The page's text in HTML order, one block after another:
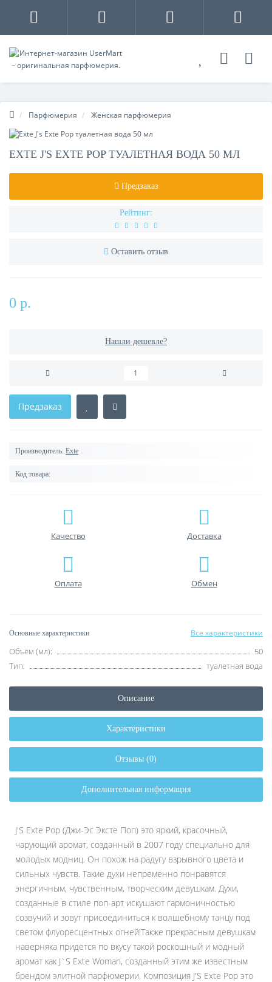
Парфюмерия Женская парфюмерия
EXTE J'S EXTE POP ТУАЛЕТНАЯ ВОДА 50 МЛ
Предзаказ
Рейтинг:
Оставить отзыв
0 р.
Нашли дешевле?
Предзаказ
Производитель: Exte
Код товара:
Качество Доставка
Оплата Обмен
Основные характеристики Все характеристики
Объём (мл):
50
Тип:
туалетная вода
Описание
Характеристики
Отзывы (0)
Дополнительная информация
J'S Exte Pop (Джи-Эс Эксте Поп) это яркий, красочный,
чарующий аромат, созданный в 2007 году специально для
молодых модниц. Он похож на радугу взрывного цвета и
сильных чувств. Такие духи непременно понравятся
энергичным, чувственным, творческим девушкам. Духи,
созданные в стиле поп-арт искушают гармоничностью
созвучий и зовут присоединиться к волшебному танцу под
светом флуоресцентных огней!Также прекрасным девушкам
наверняка придется по вкусу такой роскошный и модный
аромат как J`S Exte Woman, созданный этим же известным
брендом элитной парфюмерии. Композиция J'S Exte Pop это